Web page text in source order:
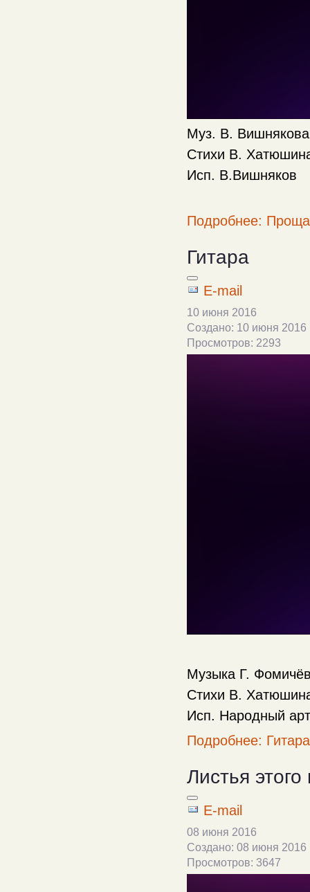
Муз. В.
Стихи В.
Исп. В.Вишняков
Подробнее:
Гитара
E-mail
10 июня 2016
Создано: 10 июня 2016
Просмотров: 2293
Музыка Г.
Стихи В.
Исп. Народный
Подробнее: Гитара
Листья этого
E-mail
08 июня 2016
Создано: 08 июня 2016
Просмотров: 3647